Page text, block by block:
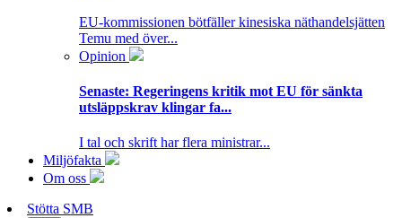
EU-kommissionen bötfäller kinesiska näthandelsjätten
Temu med över...
Opinion
Senaste: Regeringens kritik mot EU för sänkta
utsläppskrav klingar fa...
I tal och skrift har flera ministrar...
Miljöfakta
Om oss
Stötta SMB